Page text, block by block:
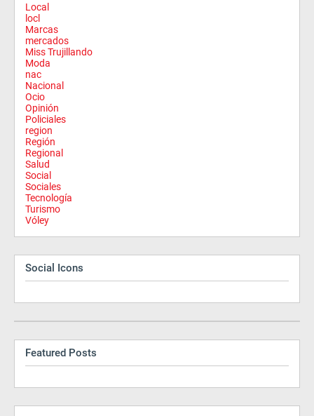
Local
locl
Marcas
mercados
Miss Trujillando
Moda
nac
Nacional
Ocio
Opinión
Policiales
region
Región
Regional
Salud
Social
Sociales
Tecnología
Turismo
Vóley
Social Icons
Featured Posts